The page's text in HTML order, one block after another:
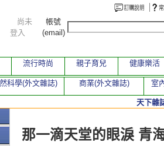
本期文章
那一滴天堂的眼淚 青
尚未
登入
帳號
(email)
流行時尚 親子育兒 健康樂活
科學(外文雜誌) 商業(外文雜誌) 室
天下雜